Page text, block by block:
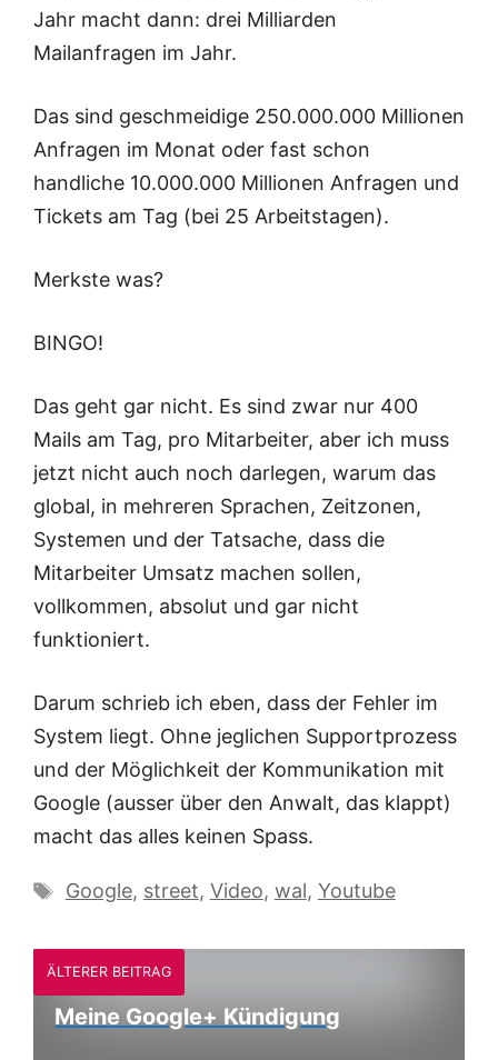
Jahr macht dann: drei Milliarden
Mailanfragen im Jahr.
Das sind geschmeidige 250.000.000 Millionen
Anfragen im Monat oder fast schon
handliche 10.000.000 Millionen Anfragen und
Tickets am Tag (bei 25 Arbeitstagen).
Merkste was?
BINGO!
Das geht gar nicht. Es sind zwar nur 400
Mails am Tag, pro Mitarbeiter, aber ich muss
jetzt nicht auch noch darlegen, warum das
global, in mehreren Sprachen, Zeitzonen,
Systemen und der Tatsache, dass die
Mitarbeiter Umsatz machen sollen,
vollkommen, absolut und gar nicht
funktioniert.
Darum schrieb ich eben, dass der Fehler im
System liegt. Ohne jeglichen Supportprozess
und der Möglichkeit der Kommunikation mit
Google (ausser über den Anwalt, das klappt)
macht das alles keinen Spass.
Schlagwörter
Google, street, Video, wal, Youtube
ÄLTERER BEITRAG
Meine Google+ Kündigung